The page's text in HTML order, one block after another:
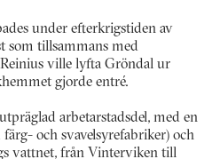
under efterkrigstiden av
som tillsammans med
ville lyfta Gröndal ur
gjorde entré.
arbetarstadsdel, med en
och svavelsyrefabriker) och
vattnet, från Vinterviken till